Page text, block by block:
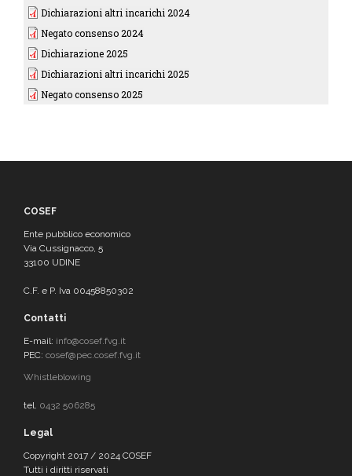
Dichiarazioni altri incarichi 2024
Negato consenso 2024
Dichiarazione 2025
Dichiarazioni altri incarichi 2025
Negato consenso 2025
COSEF
Ente pubblico economico
Via Cussignacco, 5
33100 UDINE
C.F. e P. Iva 00458850302
Contatti
E-mail: info@cosef.fvg.it
PEC: cosef@pec.cosef.fvg.it
Whistleblowing
tel. 0432 506285
Legal
Copyright 2017 / 2024 COSEF
Tutti i diritti riservati